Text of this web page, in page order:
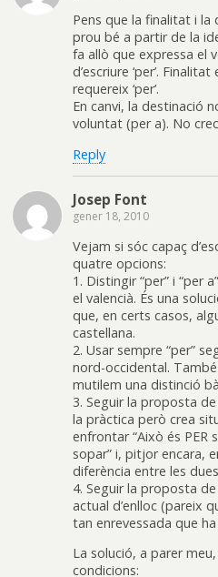
Pens que la finalitat i
prou bé a partir de la
fa allò que expressa el
d’escriure ‘per’.
requereix ‘per’.
En canvi, la destinació
voluntat (per a). No
Reply
Josep Font
gener 18, 2010
Vejam si sóc capaç
quatre opcions:
1. Distingir “per” i “per
el valencià. És una
que, en certs casos,
castellana.
2. Usar sempre “per”
nord-occidental.
mutilem una distinció
3. Seguir la proposta
la pràctica però crea
enfrontar “Això és PER
sopar” i, pitjor encara,
diferència entre les
4. Seguir la proposta
actual d’enlloc (pareix
tan enrevessada que
La solució, a parer
condicions: